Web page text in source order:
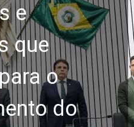
e
que
o
do